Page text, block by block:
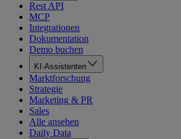
Rest API
MCP
Integrationen
Dokumentation
Demo buchen
KI-Assistenten
Marktforschung
Strategie
Marketing & PR
Sales
Alle ansehen
Daily Data